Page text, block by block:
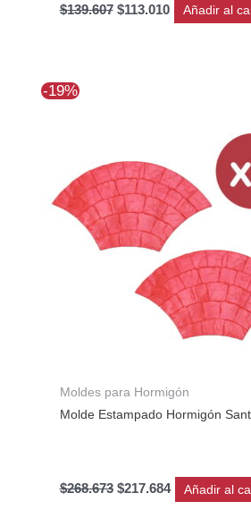
$139.607 $113.010 Añadir al
-19%
Moldes para Hormigón
Molde Estampado Hormigón
$268.673 $217.684
$217.684.
Añadir al